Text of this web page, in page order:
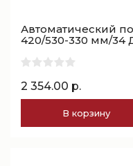
Автоматический
420/530-330 мм/34
2 354.00 р.
В корзину